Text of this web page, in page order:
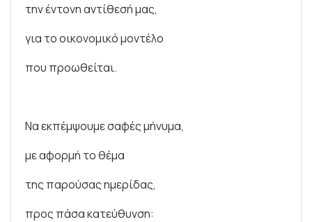
την έντονη αντίθεσή μας,
για το οικονομικό μοντέλο
που προωθείται.
Να εκπέμψουμε σαφές μήνυμα,
με αφορμή το θέμα
της παρούσας ημερίδας,
προς πάσα κατεύθυνση: